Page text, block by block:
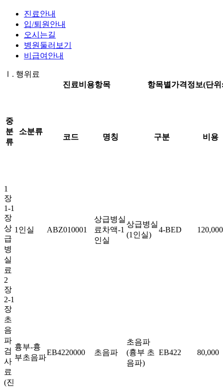
진료안내
입/퇴원안내
오시는길
병원둘러보기
비급여안내
Ⅰ. 행위료
중
분
류
소분류
진료비용항목 항목별가격정보(단
코드 명칭 구분 비용
1
장
1-1
장
상
급
병
실
료
1인실 ABZ010001
상급병실
료차액-1
인실
상급병실
(1인실)
4-BED 120,000
2
장
2-1
장
초
음
파
검
사
료
(진
흉부-흉
부초음파
EB4220000 초음파
초음파
(흉부 초
음파)
EB422 80,000